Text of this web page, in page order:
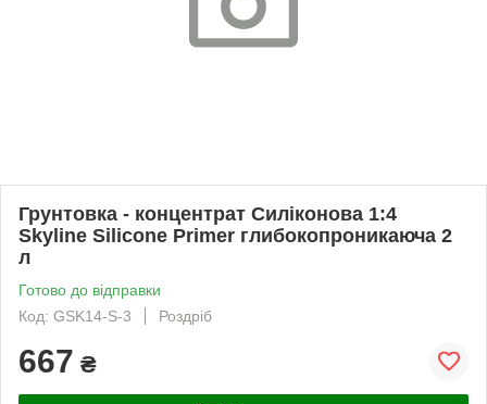
Грунтовка - концентрат Силіконова 1:4
Skyline Silicone Primer глибокопроникаюча 2
л
Готово до відправки
Код: GSK14-S-3
Роздріб
667 ₴